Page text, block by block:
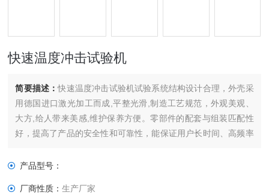
快速温度冲击试验机
简要描述：快速温度冲击试验机试验系统结构设计合理，外壳采
用德国进口激光加工而成,平整光滑,制造工艺规范，外观美观、
大方,给人带来美感,维护保养方便。零部件的配套与组装匹配性
好，提高了产品的安全性和可靠性，能保证用户长时间、高频率
产品型号：
厂商性质：生产厂家